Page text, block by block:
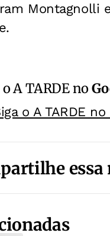
Montagnolli
o A TARDE no
o A TARDE